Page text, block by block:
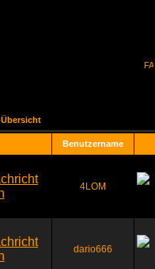
Benutzername
4LOM
dario666